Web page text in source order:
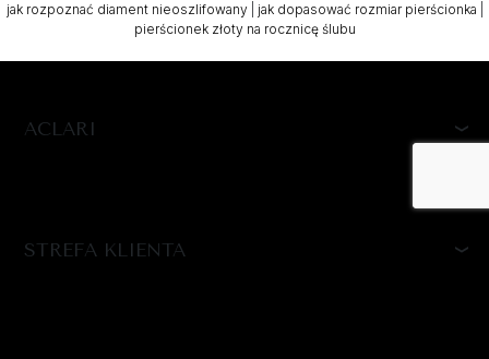
jak rozpoznać diament nieoszlifowany| jak dopasować rozmiar pierścionka
pierścionek złoty na rocznicę ślubu
ACLARI
STREFA KLIENTA